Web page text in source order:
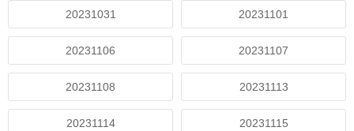
20231031 20231101
20231106 20231107
20231108 20231113
20231114 20231115